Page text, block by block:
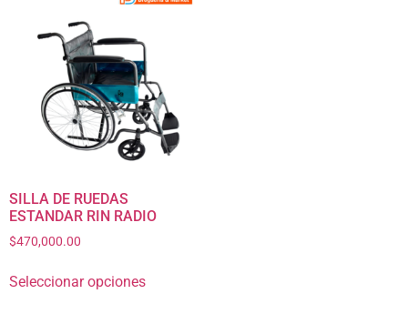
SILLA DE RUEDAS
ESTANDAR RIN RADIO
$470,000.00
Seleccionar opciones